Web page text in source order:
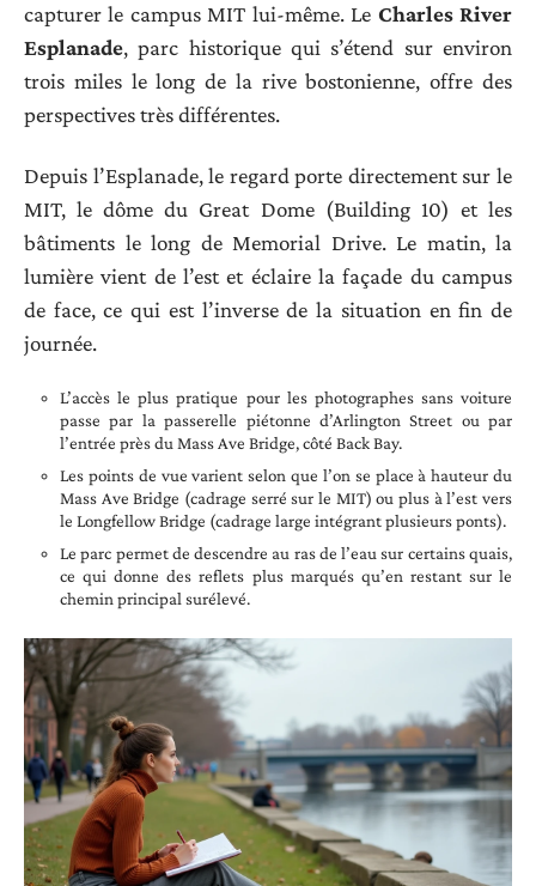
capturer le campus MIT lui-même. Le Charles River
Esplanade, parc historique qui s’étend sur environ
trois miles le long de la rive bostonienne, offre des
perspectives très différentes.
Depuis l’Esplanade, le regard porte directement sur le
MIT, le dôme du Great Dome (Building 10) et les
bâtiments le long de Memorial Drive. Le matin, la
lumière vient de l’est et éclaire la façade du campus
de face, ce qui est l’inverse de la situation en fin de
journée.
L’accès le plus pratique pour les photographes sans voiture
passe par la passerelle piétonne d’Arlington Street ou par
l’entrée près du Mass Ave Bridge, côté Back Bay.
Les points de vue varient selon que l’on se place à hauteur du
Mass Ave Bridge (cadrage serré sur le MIT) ou plus à l’est vers
le Longfellow Bridge (cadrage large intégrant plusieurs ponts).
Le parc permet de descendre au ras de l’eau sur certains quais,
ce qui donne des reflets plus marqués qu’en restant sur le
chemin principal surélevé.